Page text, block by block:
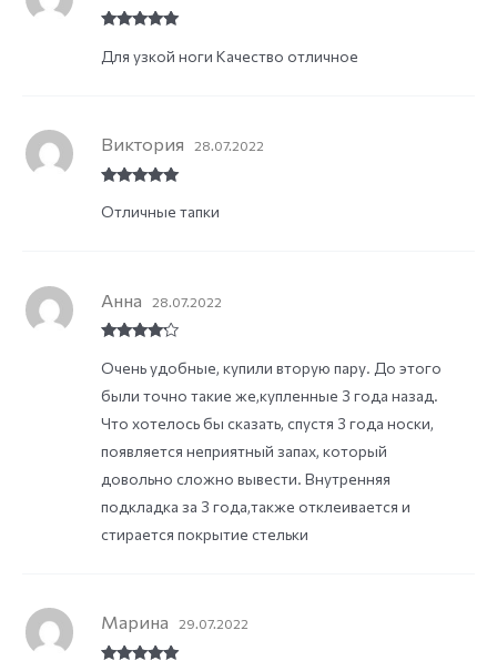
of 5
Для узкой ноги Качество отличное
of 5
Виктория 28.07.2022
Отличные тапки
out of 5
Анна 28.07.2022
Очень удобные, купили вторую пару. До этого
были точно такие же,купленные 3 года назад.
Что хотелось бы сказать, спустя 3 года носки,
появляется неприятный запах, который
довольно сложно вывести. Внутренняя
подкладка за 3 года,также отклеивается и
стирается покрытие стельки
Марина 29.07.2022